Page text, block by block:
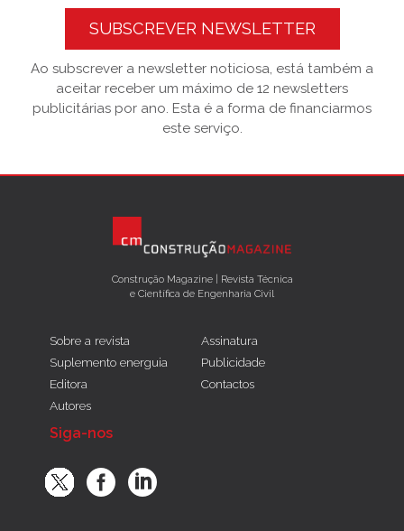
SUBSCREVER NEWSLETTER
Ao subscrever a newsletter noticiosa, está também a
aceitar receber um máximo de 12 newsletters
publicitárias por ano. Esta é a forma de financiarmos
este serviço.
Construção Magazine | Revista Técnica
e Científica de Engenharia Civil
Sobre a revista
Suplemento energuia
Editora
Autores
Assinatura
Publicidade
Contactos
Siga-nos